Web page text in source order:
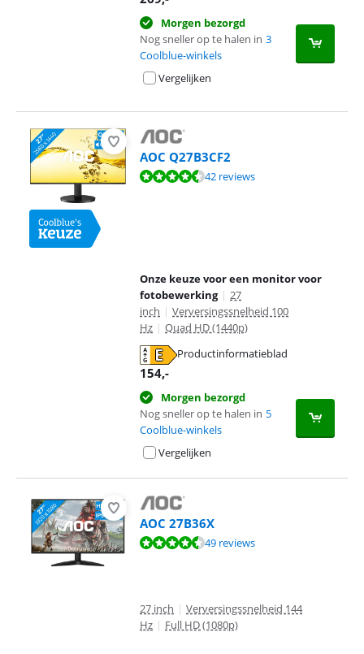
Morgen bezorgd
Nog sneller op te halen in 3
Coolblue-winkels
Vergelijken
AOC Q27B3CF2
Beoordeling is 8,5 van de 10, gebaseerd op 42 reviews.
42 reviews
Onze keuze voor een monitor voor
fotobewerking | 27
inch | Verversingssnelheid 100
Hz | Quad HD (1440p)
Productinformatieblad
154,-
Morgen bezorgd
Nog sneller op te halen in 5
Coolblue-winkels
Vergelijken
AOC 27B36X
Beoordeling is 9,3 van de 10, gebaseerd op 49 reviews.
49 reviews
27 inch | Verversingssnelheid 144
Hz | Full HD (1080p)